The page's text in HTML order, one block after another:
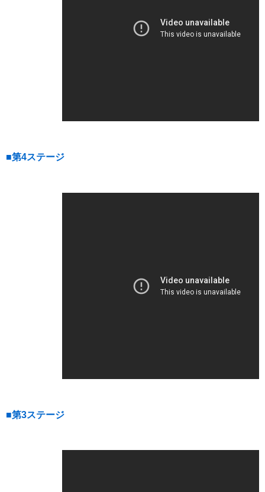
■第4ステージ
■第3ステージ